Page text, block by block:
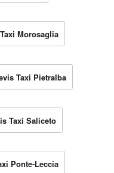
Morosaglia
Taxi Pietralba
Taxi Saliceto
Ponte-Leccia